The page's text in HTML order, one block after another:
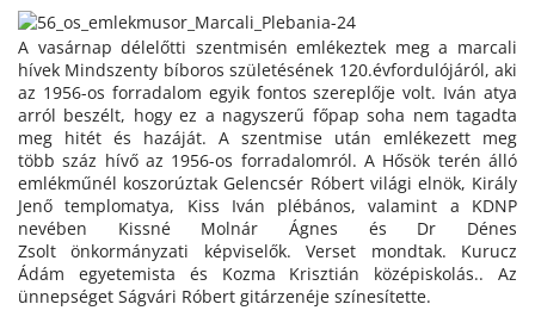
A vasárnap délelőtti szentmisén emlékeztek meg a marcali
hívek Mindszenty bíboros születésének 120.évfordulójáról, aki
az 1956-os forradalom egyik fontos szereplője volt. Iván atya
arról beszélt, hogy ez a nagyszerű főpap soha nem tagadta
meg hitét és hazáját. A szentmise után emlékezett meg
több száz hívő az 1956-os forradalomról. A Hősök terén álló
emlékműnél koszorúztak Gelencsér Róbert világi elnök, Király
Jenő templomatya, Kiss Iván plébános, valamint a KDNP
nevében Kissné Molnár Ágnes és Dr Dénes
Zsolt önkormányzati képviselők. Verset mondtak. Kurucz
Ádám egyetemista és Kozma Krisztián középiskolás.. Az
ünnepséget Ságvári Róbert gitárzenéje színesítette.